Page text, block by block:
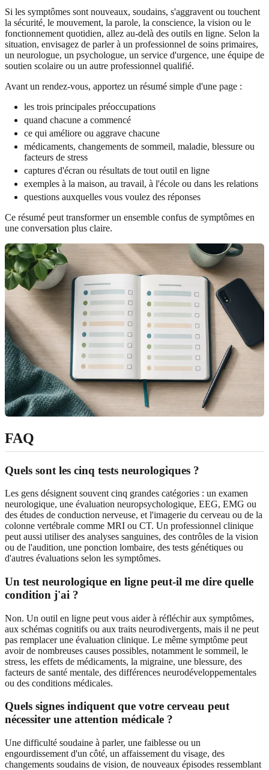
Si les symptômes sont nouveaux, soudains, s'aggravent ou touchent
la sécurité, le mouvement, la parole, la conscience, la vision ou le
fonctionnement quotidien, allez au-delà des outils en ligne. Selon la
situation, envisagez de parler à un professionnel de soins primaires,
un neurologue, un psychologue, un service d'urgence, une équipe de
soutien scolaire ou un autre professionnel qualifié.
Avant un rendez-vous, apportez un résumé simple d'une page :
les trois principales préoccupations
quand chacune a commencé
ce qui améliore ou aggrave chacune
médicaments, changements de sommeil, maladie, blessure ou
facteurs de stress
captures d'écran ou résultats de tout outil en ligne
exemples à la maison, au travail, à l'école ou dans les relations
questions auxquelles vous voulez des réponses
Ce résumé peut transformer un ensemble confus de symptômes en
une conversation plus claire.
FAQ
Quels sont les cinq tests neurologiques ?
Les gens désignent souvent cinq grandes catégories : un examen
neurologique, une évaluation neuropsychologique, EEG, EMG ou
des études de conduction nerveuse, et l'imagerie du cerveau ou de la
colonne vertébrale comme MRI ou CT. Un professionnel clinique
peut aussi utiliser des analyses sanguines, des contrôles de la vision
ou de l'audition, une ponction lombaire, des tests génétiques ou
d'autres évaluations selon les symptômes.
Un test neurologique en ligne peut-il me dire quelle
condition j'ai ?
Non. Un outil en ligne peut vous aider à réfléchir aux symptômes,
aux schémas cognitifs ou aux traits neurodivergents, mais il ne peut
pas remplacer une évaluation clinique. Le même symptôme peut
avoir de nombreuses causes possibles, notamment le sommeil, le
stress, les effets de médicaments, la migraine, une blessure, des
facteurs de santé mentale, des différences neurodéveloppementales
ou des conditions médicales.
Quels signes indiquent que votre cerveau peut
nécessiter une attention médicale ?
Une difficulté soudaine à parler, une faiblesse ou un
engourdissement d'un côté, un affaissement du visage, des
changements soudains de vision, de nouveaux épisodes ressemblant